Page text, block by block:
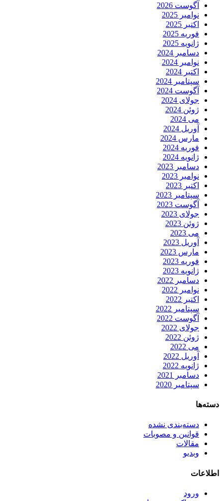
آگوست 2026
نوامبر 2025
اکتبر 2025
فوریه 2025
ژانویه 2025
دسامبر 2024
نوامبر 2024
اکتبر 2024
سپتامبر 2024
آگوست 2024
جولای 2024
ژوئن 2024
می 2024
آوریل 2024
مارس 2024
فوریه 2024
ژانویه 2024
دسامبر 2023
نوامبر 2023
اکتبر 2023
سپتامبر 2023
آگوست 2023
جولای 2023
ژوئن 2023
می 2023
آوریل 2023
مارس 2023
فوریه 2023
ژانویه 2023
دسامبر 2022
نوامبر 2022
اکتبر 2022
سپتامبر 2022
آگوست 2022
جولای 2022
ژوئن 2022
می 2022
آوریل 2022
ژانویه 2022
دسامبر 2021
سپتامبر 2020
دسته‌ها
دسته‌بندی نشده
قوانین و مصوبات
مقالات
وبدیو
اطلاعات
ورود